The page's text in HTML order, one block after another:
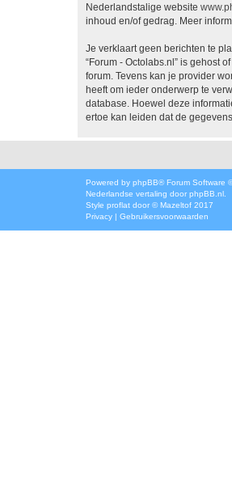
Nederlandstalige website
inhoud en/of gedrag. Meer
Je verklaart geen berichten te
“Forum - Octolabs.nl” is gehost
forum. Tevens kan je provider
heeft om ieder onderwerp te
database. Hoewel deze
ertoe kan leiden dat de
Powered by phpBB® Forum Software
Nederlandse vertaling door phpBB.nl
Style proflat door ©Mazeltof 2017
Privacy | Gebruikersvoorwaarden